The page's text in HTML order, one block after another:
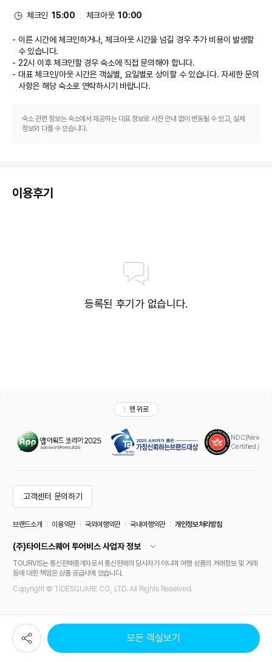
모든 객실보기
체크인 15:00 체크아웃 10:00
이른 시간에 체크인하거나, 체크아웃 시간을 넘길 경우 추가 비용이 발생할
수 있습니다.
22시 이후 체크인할 경우 숙소에 직접 문의해야 합니다.
대표 체크인/아웃 시간은 객실별, 요일별로 상이할 수 있습니다. 자세한 문의
사항은 해당 숙소로 연락하시기 바랍니다.
숙소 관련 정보는 숙소에서 제공하는 대표 정보로 사전 안내 없이 변동될 수 있고, 실제
정보와 다를 수 있습니다.
이용후기
등록된 후기가 없습니다.